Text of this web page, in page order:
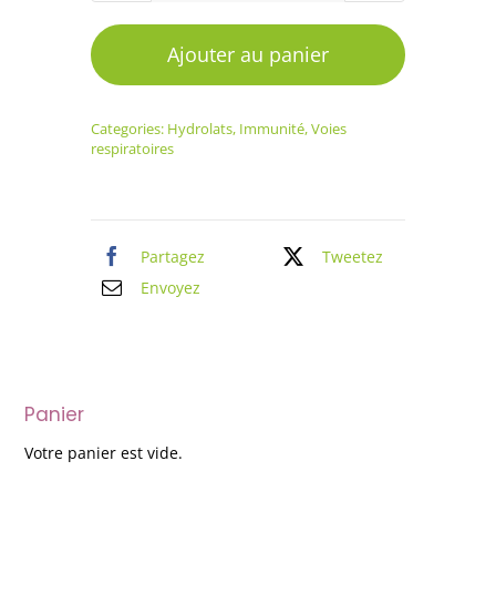
Hydrolat
Pin
Ajouter au panier
Categories: Hydrolats, Immunité,Voies
respiratoires
Partagez
Tweetez
Envoyez
Panier
Votre panier est vide.